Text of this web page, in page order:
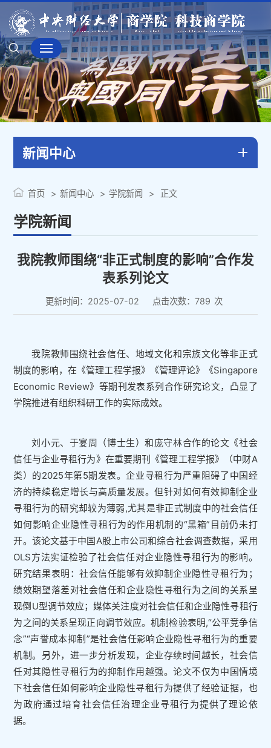
新闻中心
学院新闻
首页 新闻中心 学院新闻 正文
我院教师围绕“非正式制度的影响”合作发
表系列论文
更新时间：2025-07-02 点击次数： 789 次
我院教师围绕社会信任、地域文化和宗族文化等非正式
制度的影响，在《管理工程学报》《管理评论》《Singapore
Economic Review》等期刊发表系列合作研究论文，凸显了
学院推进有组织科研工作的实际成效。
刘小元、于宴周（博士生）和庞守林合作的论文《社会
信任与企业寻租行为》在重要期刊《管理工程学报》（中财A
类）的2025年第5期发表。企业寻租行为严重阻碍了中国经
济的持续稳定增长与高质量发展。但针对如何有效抑制企业
寻租行为的研究却较为薄弱,尤其是非正式制度中的社会信任
如何影响企业隐性寻租行为的作用机制的“黑箱”目前仍未打
开。该论文基于中国A股上市公司和综合社会调查数据，采用
OLS方法实证检验了社会信任对企业隐性寻租行为的影响。
研究结果表明：社会信任能够有效抑制企业隐性寻租行为；
绩效期望落差对社会信任和企业隐性寻租行为之间的关系呈
现倒U型调节效应；媒体关注度对社会信任和企业隐性寻租行
为之间的关系呈现正向调节效应。机制检验表明,“公平竞争信
念”“声誉成本抑制”是社会信任影响企业隐性寻租行为的重要
机制。另外，进一步分析发现，企业存续时间越长，社会信
任对其隐性寻租行为的抑制作用越强。论文不仅为中国情境
下社会信任如何影响企业隐性寻租行为提供了经验证据，也
为政府通过培育社会信任治理企业寻租行为提供了理论依
据。